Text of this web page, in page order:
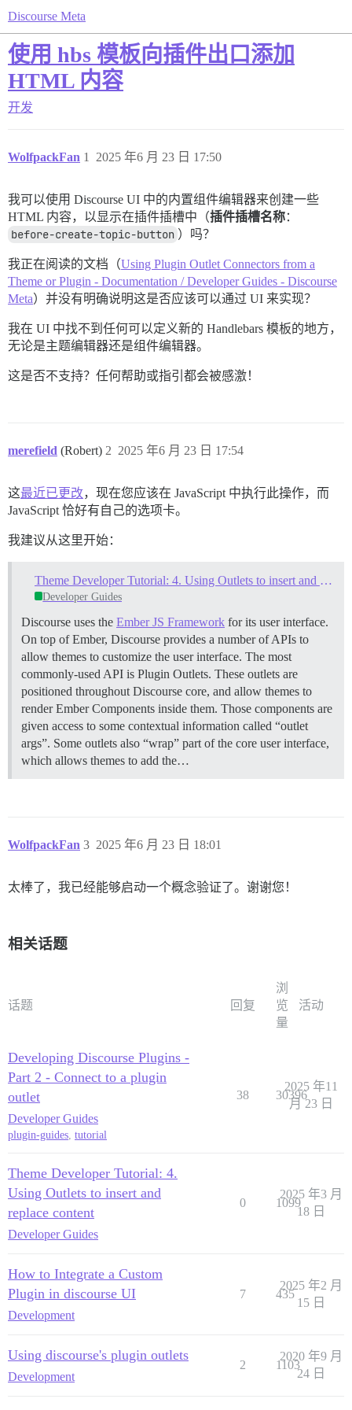
Discourse Meta
使用 hbs 模板向插件出口添加
HTML 内容
开发
WolfpackFan 2025 年6 月 23 日 17:50
1
我可以使用 Discourse UI 中的内置组件编辑器来创建一些
HTML 内容，以显示在插件插槽中（插件插槽名称：
before-create-topic-button ）吗？
我正在阅读的文档（Using Plugin Outlet Connectors from a
Theme or Plugin - Documentation / Developer Guides - Discourse
Meta）并没有明确说明这是否应该可以通过 UI 来实现？
我在 UI 中找不到任何可以定义新的 Handlebars 模板的地方，
无论是主题编辑器还是组件编辑器。
这是否不支持？任何帮助或指引都会被感激！
merefield (Robert) 2025 年6 月 23 日 17:54
2
这最近已更改，现在您应该在 JavaScript 中执行此操作，而
JavaScript 恰好有自己的选项卡。
我建议从这里开始：
Theme Developer Tutorial: 4. Using Outlets to insert and replace content
Developer Guides
Discourse uses the Ember JS Framework for its user interface.
On top of Ember, Discourse provides a number of APIs to
allow themes to customize the user interface. The most
commonly-used API is Plugin Outlets. These outlets are
positioned throughout Discourse core, and allow themes to
render Ember Components inside them. Those components are
given access to some contextual information called “outlet
args”. Some outlets also “wrap” part of the core user interface,
which allows themes to add the…
WolfpackFan 2025 年6 月 23 日 18:01
3
太棒了，我已经能够启动一个概念验证了。谢谢您！
相关话题
话题 回复
浏
览
量
活动
Developing Discourse Plugins -
Part 2 - Connect to a plugin
outlet
Developer Guides
plugin-guides tutorial
38 30396
2025 年11
月 23 日
Theme Developer Tutorial: 4.
Using Outlets to insert and
replace content
Developer Guides
0 1099
2025 年3 月
18 日
How to Integrate a Custom
Plugin in discourse UI
Development
7 435
2025 年2 月
15 日
Using discourse's plugin outlets
Development
2 1103
2020 年9 月
24 日